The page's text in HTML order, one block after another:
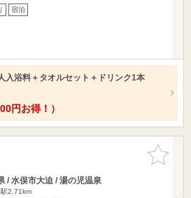
宿泊
入浴料＋タオルセット＋ドリンク1本
円お得！）
お気に入
りに追加
/ 水俣市大迫 / 湯の児温泉
2.71km